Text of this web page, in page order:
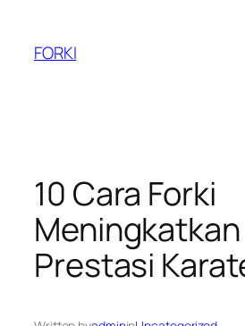
content
FORKI
10 Cara Forki
Meningkatkan
Prestasi